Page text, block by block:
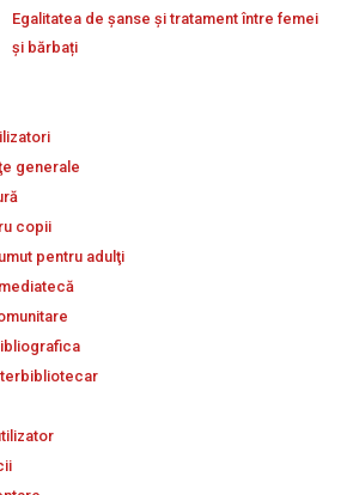
Egalitatea de șanse și tratament între femei
și bărbați
generale
copii
pentru adulţi